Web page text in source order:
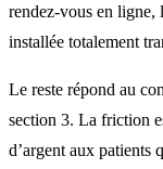
rendez-vous en ligne,
installée totalement
Le reste répond au
section 3. La friction
d’argent aux patients